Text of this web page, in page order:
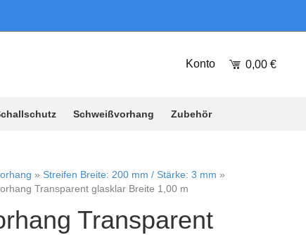
Konto
0,00 €
Schweißvorhang Zubehör
» Streifen Breite: 200 mm / Stärke: 3 mm »
Transparent glasklar Breite 1,00 m
Transparent